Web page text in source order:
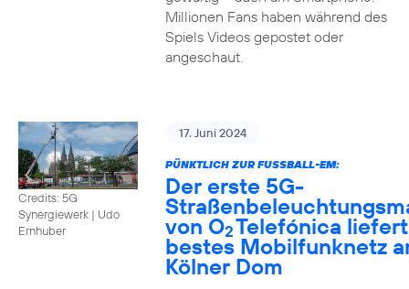
Millionen Fans haben während des
Spiels Videos gepostet oder
angeschaut.
Credits: 5G
Synergiewerk | Udo
Ernhuber
17. Juni 2024
PÜNKTLICH ZUR FUSSBALL-EM:
Der erste 5G-
von O2Telefónica liefert
bestes Mobilfunknetz
Kölner Dom